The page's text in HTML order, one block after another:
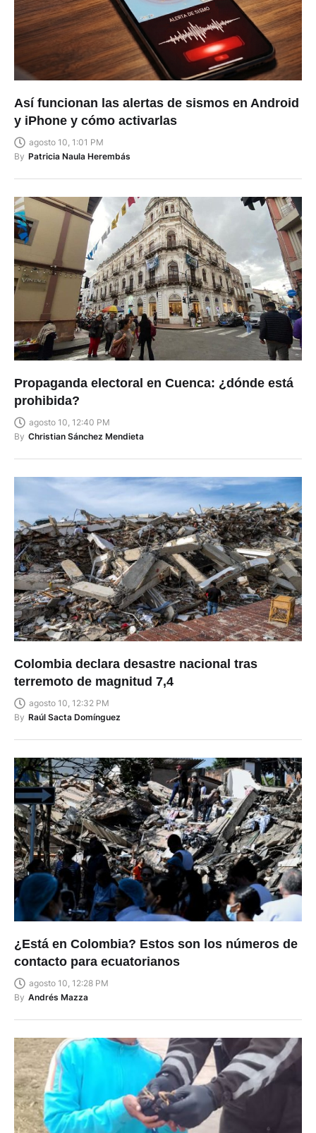
Así funcionan las alertas de sismos en Android
y iPhone y cómo activarlas
agosto 10, 1:01 PM
By Patricia Naula Herembás
Propaganda electoral en Cuenca: ¿dónde está
prohibida?
agosto 10, 12:40 PM
By Christian Sánchez Mendieta
Colombia declara desastre nacional tras
terremoto de magnitud 7,4
agosto 10, 12:32 PM
By Raúl Sacta Domínguez
¿Está en Colombia? Estos son los números de
contacto para ecuatorianos
agosto 10, 12:28 PM
By Andrés Mazza